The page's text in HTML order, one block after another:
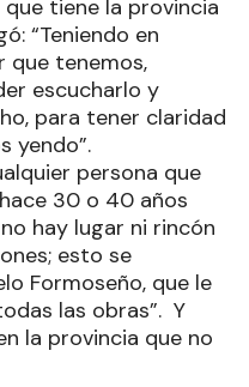
tiene la provincia
“Teniendo en
que tenemos,
escucharlo y
para tener claridad
yendo”.
persona que
30 o 40 años
hay lugar ni rincón
esto se
Formoseño, que le
las obras”. Y
la provincia que no